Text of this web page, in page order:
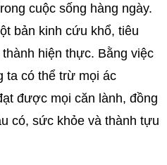
cuộc sống hàng ngày.
bản kinh cứu khổ, tiêu
hiện thực. Bằng việc
ta có thể trừ mọi ác
được mọi căn lành, đồng
có, sức khỏe và thành tựu